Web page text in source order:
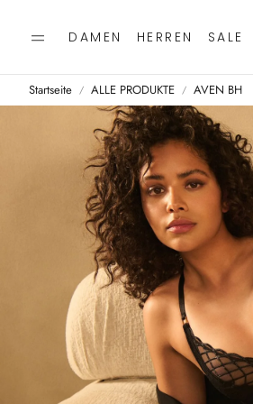
DAMEN HERREN SALE
Startseite ALLE PRODUKTE AVEN BH